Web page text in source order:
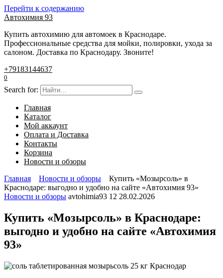
Перейти к содержанию
Автохимия 93
Купить автохимию для автомоек в Краснодаре.
Профессиональные средства для мойки, полировки, ухода за
салоном. Доставка по Краснодару. Звоните!
+79183144637
0
Search for:
Главная
Каталог
Мой аккаунт
Оплата и Доставка
Контакты
Корзина
Новости и обзоры
Главная
Новости и обзоры
Купить «Мозырсоль» в
Краснодаре: выгодно и удобно на сайте «Автохимия 93»
Новости и обзоры avtohimia93 12 28.02.2026
Купить «Мозырсоль» в Краснодаре:
выгодно и удобно на сайте «Автохимия
93»